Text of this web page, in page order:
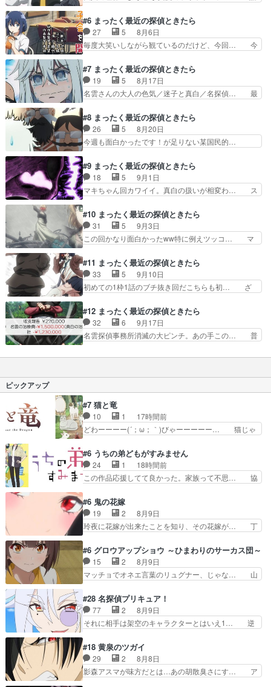
メ（7/28）・わたしが恋人… 明日はアニメの感想
台回。事件の真相語り… ミステリーみたいな舞台
を用意して、ありそ… 皆さまこんばんはです！引
き続きまだまだ観…
行きつけである大人なバー。真白がツ… ようやく
真白着替えたと思ったら、制服より… 「大人の世
界へようこそ」「真夏のソリッド… 落ち含めて面
倒なお約束的な皮肉もあったの… 名雲さん行きつ
バーはクセが強すぎる(笑… 大人の世界へようこ
そ／真夏のソリッド・シ… なんか面白くなってき
たな真白ちゃん、ボケ…
#6 まったく最近の探偵ときたら
27 5
8月6日
毎度大笑いしながら観ているのだけど、今回… 今
の女子会、目まぐるしくボケを重ねる様… マキち
ゃんが可愛すぎる。俺と一緒に酒を飲… 今回マキ
の出番が多かった。色々可愛くてい… 真白がマキ
ちゃんとアズハと女子会。酔った… 女子会がとに
んって何？乳首試食おじさん… 3人中2人が規格
外過ぎ。酒は基本理性を剥… 「真白、女子会を開
く」「摂氏100℃の死…
#7 まったく最近の探偵ときたら
19 5
8月17日
名雲さんの大人の色気／迷子と真白／名探偵… 最
画監督が変わったせいか、表情に変化が… 新キャ
ラ・風ちゃん登場。怪盗に憧れて怪盗… ブラック
コーヒーが飲めない真白。アズハに… うんこの化
石でも胸にしまってたらちょっと… 名雲さんの大
への悪口の語彙力はあんなに… 真白のポニテいい
なｗ新キャラ風ちゃんが可… まさかマキちゃんの
出番の多寡でこうも面白…
#8 まったく最近の探偵ときたら
26 5
8月20日
今週も面白かったです！が足りない某国民的…
が揃って、ここからが本番٩(地… やべぇおじさん
四天王やっと揃ったね十字胸… マキが大変可愛か
った。サイバー犯罪の方が… 手と足出やんのに、
肘出るって何w白湯探偵… 女子高生の開脚来たー
ャップ。最後、見な… 今回もめっちゃ笑ったけど
真白ちゃんの面白… 真白は名雲がパソコンを使え
ると言って凄い…
#9 まったく最近の探偵ときたら
18 5
9月1日
マキちゃん回カワイイ。真白の扱いが相変わ… ス
んた、ここから先は」の部分の声初めて… 真白の
台詞にもある例の作品（題名の危機感… 根津くん
の待ち受けマキちゃんw真白のスマ… スマホ落と
しただけなのに相変わらずバカ騒… いや翌檜とマ
の技術がありすぎるこの才能… もうこれアスナロ
メイン？って錯覚するほど… 風ちゃん×乳首試食
おじさんのタッグ熱い、…
#10 まったく最近の探偵ときたら
31 5
9月3日
この回かなり面白かったww特に例えツッコ… マ
のボケとキレキレのツッコミで原作のノ… 今回も
笑ったー٩(๑>∀<๑)وガーデン… 盗撮魔を捕まえに
プールへ。というわけでの… 勘違いと理不尽か
ら。珍しくアズハ同行で出… アズハさんの尻だあ
んの過去の記憶がザラ… マキちゃん小さくないじ
ゃん！！スペックい… 毎回声出して笑っちゃうん
だよね。ギンヤン…
#11 まったく最近の探偵ときたら
33 5
9月10日
初めての1枠1話のブチ抜き回だこちらも初… ざ
すごい話だったけど、アニメでも忠… ちょっと残
念に思っていたけどみたいだった… このアニメ、
最初の2,3回はめちゃくちゃ… 見覚えのある話す
ぎたな。やはりおっぱいで… ■9/10視聴アニメ転
#12 まったく最近の探偵ときたら
32 6
9月17日
名雲探偵事務所消滅の大ピンチ。あの手この… 普
でボロボロな探偵・名雲とフィジカルゴ… 事務所
ージめくった後のオチに変顔の画力… EDが特別
作品が最近多いなあ。１２話ち… 最後までネタも
ノリもドン滑りだったけどこ… 相変わらず真白ち
ゃんの身体能力がバグすぎ… 最後まで勢いあるギ
ャグに感謝。あとマキち…
ピックアップ
#7 猫と竜
10 1
17時間前
どわーーーー(´；ω；｀)びゃーーーーー… 猫じゃ
んが久しぶりに森へ帰ってきた！！… おだやかに
ママにゃんが帰ってきた。この作… ママにゃんが
学校が休みになるので、久しぶ… ママニャン回で
キター！と喜んでたからの大… ママにゃん久しぶ
ッときた。今期で一番好… おかあちゃんっていい
もんだ。自分の全てを… ついにハイブチが出た！
毛色綺麗でかわいい…
#6 うちの弟どもがすみません
24 1
18時間前
この作品応援してて良かった。家族って不思… 協
んが外に出られなくなってたのはいじめ… RPG
シーンカッコいい！もう転生モノに変… ゲーム内
の柊くんカッコイイな～そして意外… あれからゲ
ームの中では糸と柊はしっかり仲… 感想は、前話
力してオンラインRPGの強… 違うアニメ始まっ
たかと思ったら先週の続き… ご視聴ありがとうご
ざいましたよかった、本…
#6 鬼の花嫁
19 2
8月9日
玲夜に花嫁が出来たことを知り、その花嫁が… 丁
初、にゃん吉が透子のストーカーを始めた… 高道
きもいけどあれ横で見せつけられるのは… 玲夜の
前の婚約者鬼山桜子がめっちゃ別嬪さ… にゃんき
ちくんのお母さんが一番かわいいで… 花江さんが
いやイケメンが主人公にプレゼ… 「お願いがある
ときはキスでおねだりする」… 透子とにゃん吉の
馴れ初めを見れて良かった…
#6 グロウアップショウ ～ひまわりのサーカス団～
15 2
8月9日
マッチョでオネエ言葉のリュグナー、じゃな… 山
わりサーカスに突然現れた金髪の大男少… 伝説の
男の登場によって、山田の輝かしき過… お父さん
の相方登場回、良い回だったな。諏… 第６話をｄ
アニメストアで視聴しました。視… じゃがいもし
い公衆電話が出てきた。みず… おはようございま
す！瑞佳の正体が明かされ… 朝も昼もおやつもじ
ゃがいも尽くしの『ひま…
#28 名探偵プリキュア！
77 2
8月9日
それに相手は架空のキャラクターとはいえ1… 逆
い出に意味なんかない」という意味深な… 12話
でるるかはミサンガのマコトジュエル… 今のるる
かの態度について見たまんまを言え… 探偵パート
は仕方ないが殆ど明智小林の活躍… すっかりファ
#18 黄泉のツガイ
29 2
8月8日
影森アスマが味方だとは…あの胡散臭さにす… ア